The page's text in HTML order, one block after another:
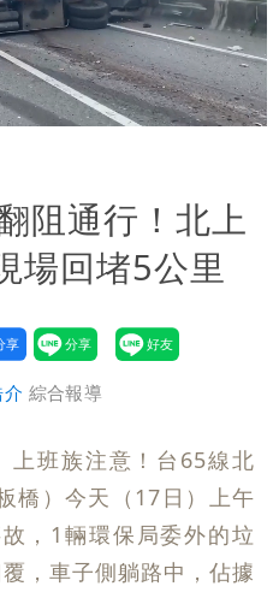
間點！專家：明晚起風
！欣西亞曬牽手照「2
％「現任優勢去哪？」
緊張了
阻通行！北上
回堵5公里
綜合報導
上班族注意！台65線北
橋）今天（17日）上午
，1輛環保局委外的垃
，車子側躺路中，佔據